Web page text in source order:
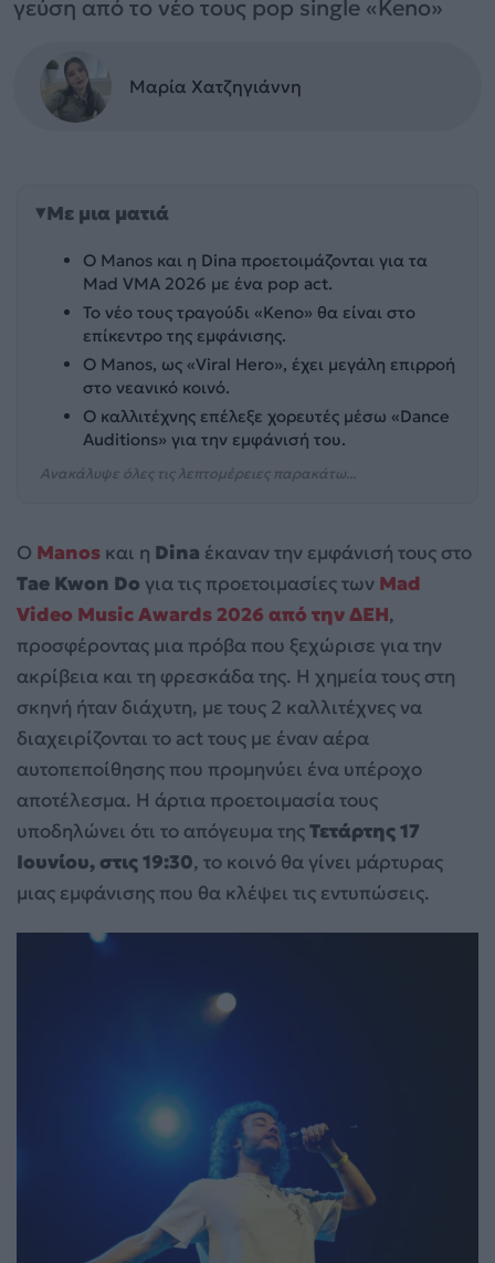
γεύση από το νέο τους pop single «Keno»
Μαρία Χατζηγιάννη
Με μια ματιά
Ο Manos και η Dina προετοιμάζονται για τα
Mad VMA 2026 με ένα pop act.
Το νέο τους τραγούδι «Keno» θα είναι στο
επίκεντρο της εμφάνισης.
Ο Manos, ως «Viral Hero», έχει μεγάλη επιρροή
στο νεανικό κοινό.
Ο καλλιτέχνης επέλεξε χορευτές μέσω «Dance
Auditions» για την εμφάνισή του.
Ανακάλυψε όλες τις λεπτομέρειες παρακάτω...
Ο Manos και η Dina έκαναν την εμφάνισή τους στο
Tae Kwon Do για τις προετοιμασίες των Mad
Video Music Awards 2026 από την ΔΕΗ,
προσφέροντας μια πρόβα που ξεχώρισε για την
ακρίβεια και τη φρεσκάδα της. Η χημεία τους στη
σκηνή ήταν διάχυτη, με τους 2 καλλιτέχνες να
διαχειρίζονται το act τους με έναν αέρα
αυτοπεποίθησης που προμηνύει ένα υπέροχο
αποτέλεσμα. Η άρτια προετοιμασία τους
υποδηλώνει ότι το απόγευμα τηςΤετάρτης 17
Ιουνίου, στις 19:30, το κοινό θα γίνει μάρτυρας
μιας εμφάνισης που θα κλέψει τις εντυπώσεις.